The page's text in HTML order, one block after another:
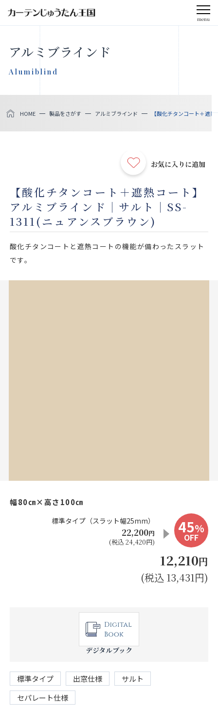
menu
会社案内
お知らせ
製品をさがす
店舗をさがす
私たちのこだわり
アルミブラインド
Alumiblind
HOME 製品をさがす アルミブラインド 【酸化チタンコート＋遮
お気に入りに追加
【酸化チタンコート＋遮熱コート】
アルミブラインド｜サルト｜SS-
1311(ニュアンスブラウン)
酸化チタンコートと遮熱コートの機能が備わったスラット
です。
幅80㎝×高さ100㎝
標準タイプ（スラット幅25mm）
22,200円
(税込 24,420円)
45%
OFF
12,210円
(税込 13,431円)
デジタルブック
標準タイプ 出窓仕様
サルト
セパレート仕様